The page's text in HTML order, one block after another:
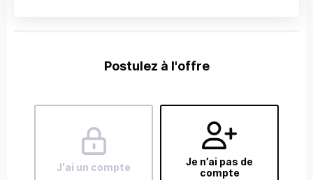
Postulez à l'offre
J'ai un compte
Je n’ai pas de
compte